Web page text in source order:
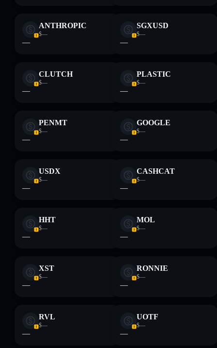
ANTHROPIC
$—
—
SGXUSD
$—
—
CLUTCH
$—
—
PLASTIC
$—
—
PENMT
$—
—
GOOGLE
$—
—
USDX
$—
—
CASHCAT
$—
—
HHT
$—
—
MOL
$—
—
XST
$—
—
RONNIE
$—
—
RVL
$—
—
UOTF
$—
—